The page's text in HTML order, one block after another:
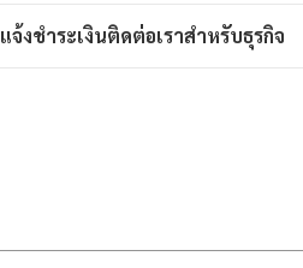
แจ้งชำระเงินติดต่อเราสำหรับธุรกิจ